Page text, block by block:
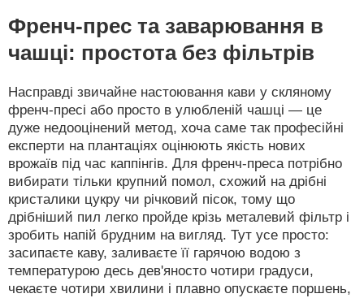
Френч-прес та заварювання в
чашці: простота без фільтрів
Насправді звичайне настоювання кави у скляному
френч-пресі або просто в улюбленій чашці — це
дуже недооцінений метод, хоча саме так професійні
експерти на плантаціях оцінюють якість нових
врожаїв під час каппінгів. Для френч-преса потрібно
вибирати тільки крупний помол, схожий на дрібні
кристалики цукру чи річковий пісок, тому що
дрібніший пил легко пройде крізь металевий фільтр і
зробить напій брудним на вигляд. Тут усе просто:
засипаєте каву, заливаєте її гарячою водою з
температурою десь дев'яносто чотири градуси,
чекаєте чотири хвилини і плавно опускаєте поршень,